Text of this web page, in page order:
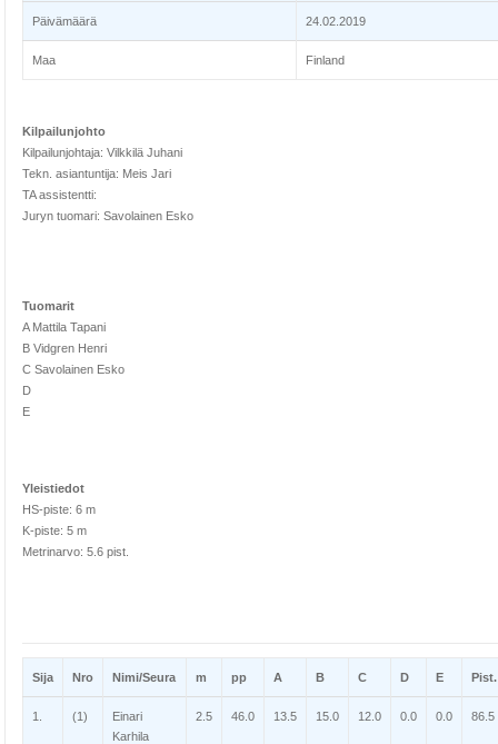
Päivämäärä 24.02.2019
Maa Finland
Kilpailunjohto
Kilpailunjohtaja: Vilkkilä Juhani
Tekn. asiantuntija: Meis Jari
TA assistentti:
Juryn tuomari: Savolainen Esko
Tuomarit
A Mattila Tapani
B Vidgren Henri
C Savolainen Esko
D
E
Yleistiedot
HS-piste: 6 m
K-piste: 5 m
Metrinarvo: 5.6 pist.
Sija Nro Nimi/Seura m pp A B C D E Pist.
1. (1)
Einari
Karhila
2.5 46.0 13.5 15.0 12.0 0.0 0.0 86.5